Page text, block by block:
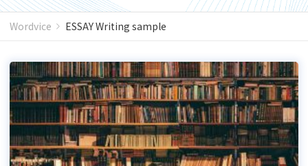
Wordvice ESSAY Writing sample